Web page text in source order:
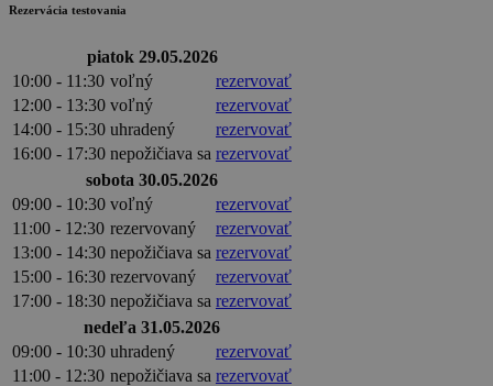
Rezervácia testovania
piatok 29.05.2026
10:00 - 11:30 voľný
rezervovať
12:00 - 13:30 voľný
rezervovať
14:00 - 15:30 uhradený
rezervovať
16:00 - 17:30 nepožičiava sa rezervovať
sobota 30.05.2026
09:00 - 10:30 voľný
rezervovať
11:00 - 12:30 rezervovaný
rezervovať
13:00 - 14:30 nepožičiava sa rezervovať
15:00 - 16:30 rezervovaný
rezervovať
17:00 - 18:30 nepožičiava sa rezervovať
nedeľa 31.05.2026
09:00 - 10:30 uhradený
rezervovať
11:00 - 12:30 nepožičiava sa rezervovať